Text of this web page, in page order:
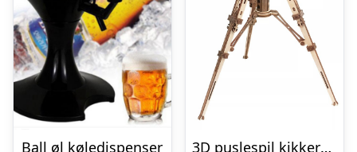
Ball øl køledispenser
3D puslespil kikkert i træ – Rokrâ¢ style teleskop (ST004)